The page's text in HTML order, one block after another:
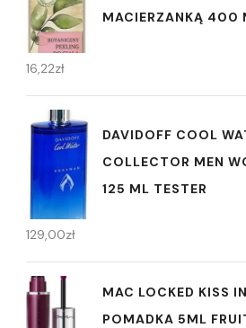
MACIERZANKĄ 400
16,22zł
DAVIDOFF COOL
COLLECTOR MEN
125 ML TESTER
129,00zł
MAC LOCKED KISS
POMADKA 5ML